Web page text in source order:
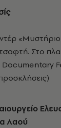
«Μυστήριο
Στο
Documentary
Λαού